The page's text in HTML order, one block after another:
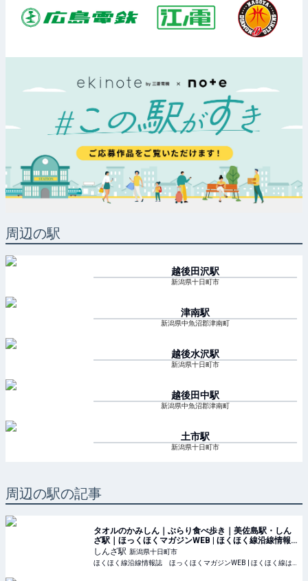
周辺の駅
越後田沢駅
新潟県十日町市
津南駅
新潟県中魚沼郡津南町
越後水沢駅
新潟県十日町市
越後田中駅
新潟県中魚沼郡津南町
土市駅
新潟県十日町市
周辺の駅の記事
タオルのかみしん｜ぶらり食べ歩き｜美佐島駅・しん
ざ駅｜ほっくほくマガジンWEB | ほくほく線沿線情報
誌 ほっくほくマガジンWEB
しんざ駅 新潟県十日町市